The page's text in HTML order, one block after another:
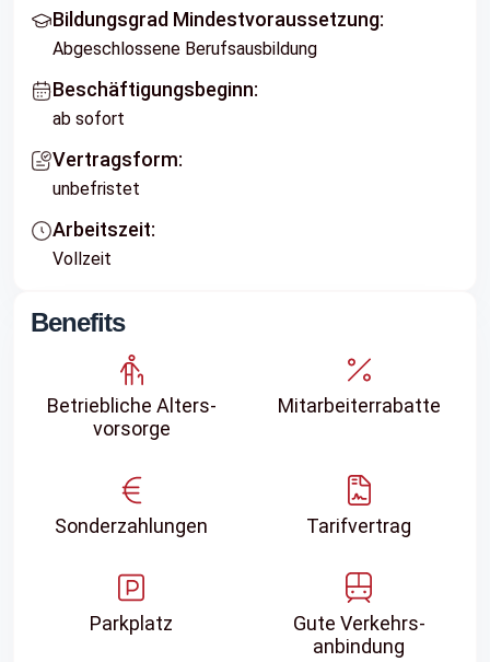
Bildungsgrad Mindestvoraussetzung:
Abgeschlossene Berufsausbildung
Beschäftigungsbeginn:
ab sofort
Vertragsform:
unbefristet
Arbeitszeit:
Vollzeit
Benefits
Betriebliche Alters­
vorsorge
Mitarbeiter­rabatte
Sonder­zahlungen Tarifvertrag
Parkplatz
Gute Verkehrs­
anbindung